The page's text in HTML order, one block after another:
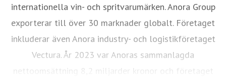
internationella vin- och spritvarumärken. Anora Group
exporterar till över 30 marknader globalt. Företaget
inkluderar även Anora industry- och logistikföretaget
Vectura. År 2023 var Anoras sammanlagda
nettoomsättning 8,2 miljarder kronor och företaget